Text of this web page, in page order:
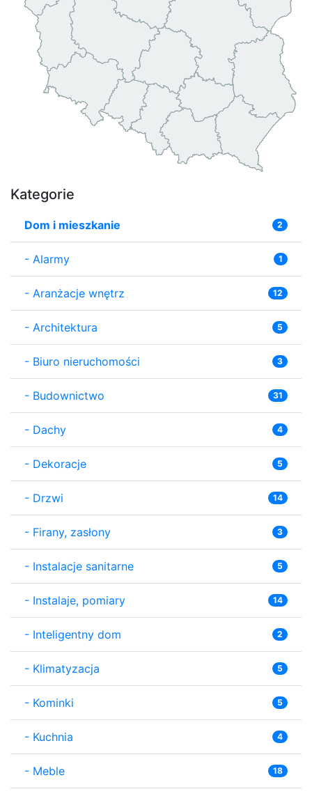
Kategorie
Dom i mieszkanie 2
- Alarmy 1
- Aranżacje wnętrz 12
- Architektura 5
- Biuro nieruchomości 3
- Budownictwo 31
- Dachy 4
- Dekoracje 5
- Drzwi 14
- Firany, zasłony 3
- Instalacje sanitarne 5
- Instalaje, pomiary 14
- Inteligentny dom 2
- Klimatyzacja 5
- Kominki 5
- Kuchnia 4
- Meble 18